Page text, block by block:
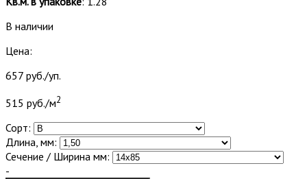
В наличии
Цена:
657 руб./уп.
515 руб./м2
Сорт:
Длина, мм:
Сечение / Ширина мм:
-